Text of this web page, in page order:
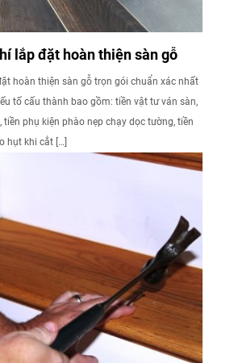
lắp đặt hoàn thiện sàn gỗ
hoàn thiện sàn gỗ trọn gói chuẩn xác nhất
tố cấu thành bao gồm: tiền vật tư ván sàn,
phụ kiện phào nẹp chạy dọc tường, tiền
hụt khi cắt […]